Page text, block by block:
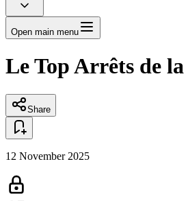
Open main menu
Le Top Arrêts de la
Share
12 November 2025